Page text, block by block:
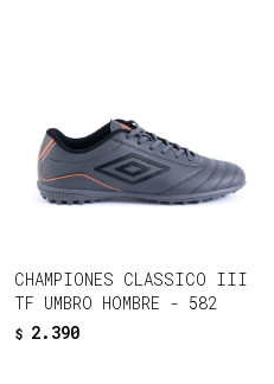
CHAMPIONES CLASSICO III
TF UMBRO HOMBRE - 582
$ 2.390